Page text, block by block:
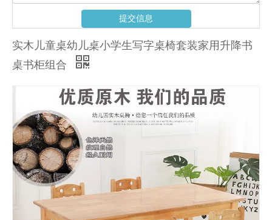
提交信息
实木儿童桌幼儿桌小学生写字桌椅套装家用升降书
桌书柜组合